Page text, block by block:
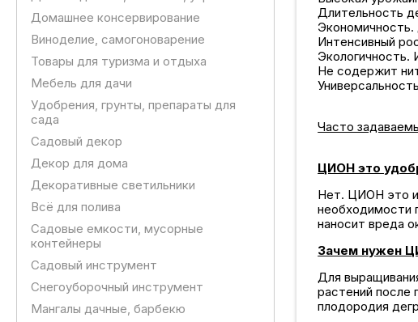
Домашнее консервирование
Виноделие, самогоноварение
Товары для туризма и отдыха
Мебель для дачи
Удобрения, грунты, препараты для
сада
Садовый декор
Декор для дома
Декоративные светильники
Всё для полива
Садовые емкости, мусорные
контейнеры
Садовый инструмент
Снегоуборочный инструмент
Мангалы дачные, барбекю
Длительность
Экономичность.
Интенсивный
Экологичность.
Не содержит
Часто
ЦИОН это
Нет. ЦИОН это
необходимости
наносит вреда
Зачем нужен
Для
растений после
плодородия